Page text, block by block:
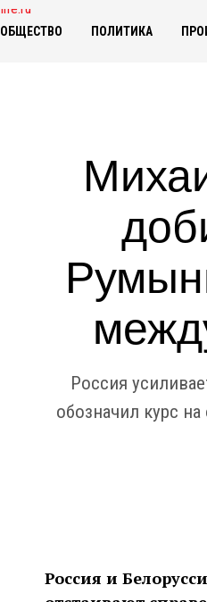
ОБЩЕСТВО ПОЛИТИКА
Россия
обозначил курс
Россия и